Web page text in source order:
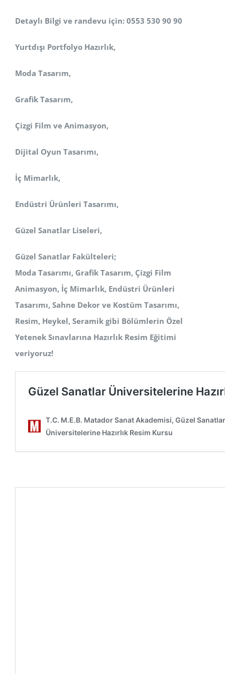
Detaylı Bilgi ve randevu için: 0553 530 90 90
Yurtdışı Portfolyo Hazırlık,
Moda Tasarım,
Grafik Tasarım,
Çizgi Film ve Animasyon,
Dijital Oyun Tasarımı,
İç Mimarlık,
Endüstri Ürünleri Tasarımı,
Güzel Sanatlar Liseleri,
Güzel Sanatlar Fakülteleri;
Moda Tasarımı, Grafik Tasarım, Çizgi Film
Animasyon, İç Mimarlık, Endüstri Ürünleri
Tasarımı, Sahne Dekor ve Kostüm Tasarımı,
Resim, Heykel, Seramik gibi Bölümlerin Özel
Yetenek Sınavlarına Hazırlık Resim Eğitimi
veriyoruz!